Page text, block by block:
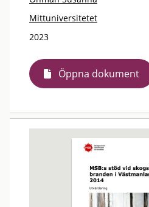
Mittuniversitetet
2023
Öppna dokument